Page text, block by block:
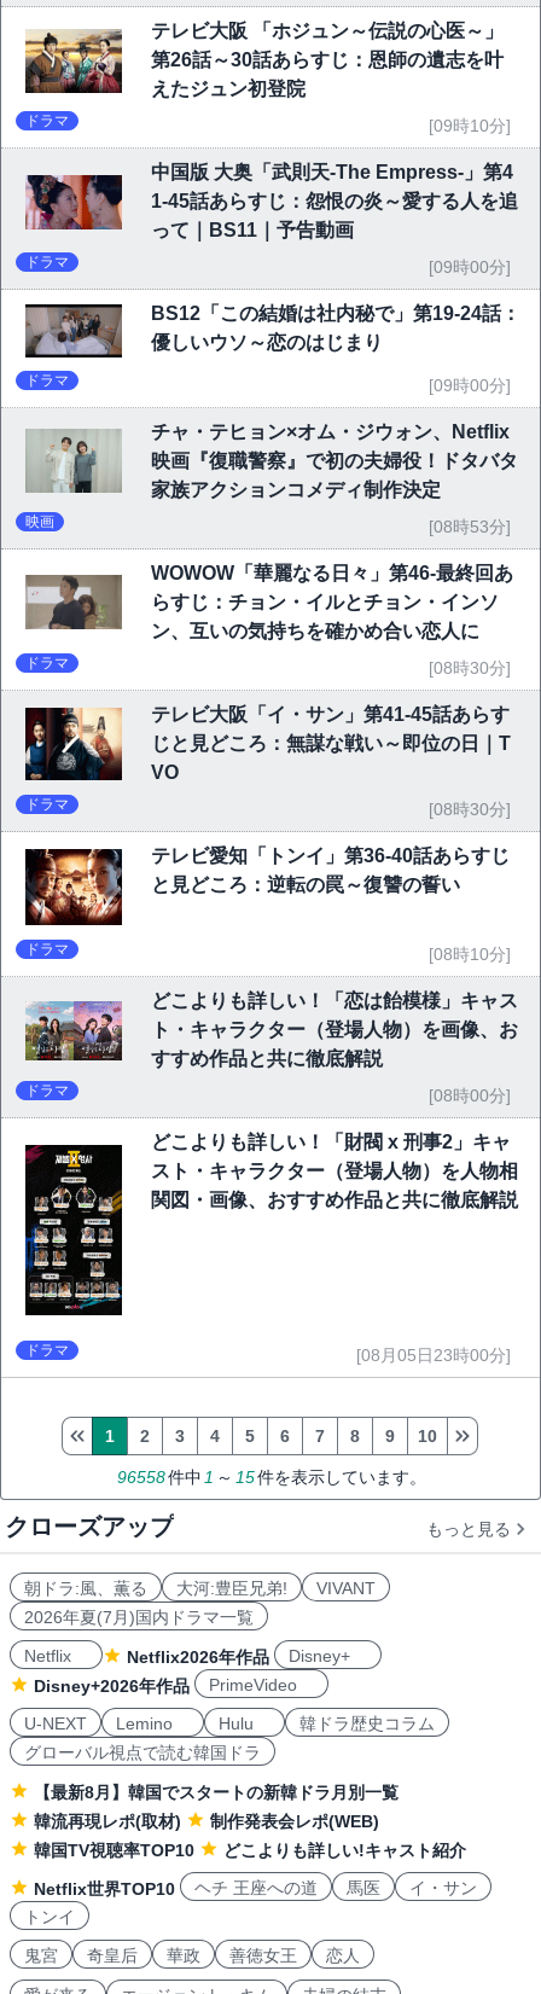
テレビ大阪 「ホジュン～伝説の心医～」
第26話～30話あらすじ：恩師の遺志を叶
えたジュン初登院
ドラマ [09時10分]
中国版 大奥「武則天-The Empress-」第4
1-45話あらすじ：怨恨の炎～愛する人を追
って｜BS11｜予告動画
ドラマ [09時00分]
BS12「この結婚は社内秘で」第19-24話：
優しいウソ～恋のはじまり
ドラマ [09時00分]
チャ・テヒョン×オム・ジウォン、Netflix
映画『復職警察』で初の夫婦役！ドタバタ
家族アクションコメディ制作決定
映画 [08時53分]
WOWOW「華麗なる日々」第46-最終回あ
らすじ：チョン・イルとチョン・インソ
ン、互いの気持ちを確かめ合い恋人に
ドラマ [08時30分]
テレビ大阪「イ・サン」第41-45話あらす
じと見どころ：無謀な戦い～即位の日｜T
VO
ドラマ [08時30分]
テレビ愛知「トンイ」第36-40話あらすじ
と見どころ：逆転の罠～復讐の誓い
ドラマ [08時10分]
どこよりも詳しい！「恋は飴模様」キャス
ト・キャラクター（登場人物）を画像、お
すすめ作品と共に徹底解説
ドラマ [08時00分]
どこよりも詳しい！「財閥 x 刑事2」キャ
スト・キャラクター（登場人物）を人物相
関図・画像、おすすめ作品と共に徹底解説
ドラマ [08月05日23時00分]
96558件中 1 ～ 15件を表示しています。
1 2 3 4 5 6 7 8 9 10
クローズアップ もっと見る
朝ドラ:風、薫る 大河:豊臣兄弟!
VIVANT
2026年夏(7月)国内ドラマ一覧
Netflix
Netflix2026年作品
Disney+
Disney+2026年作品
PrimeVideo
U-NEXT
Lemino Hulu
韓ドラ歴史コラム
グローバル視点で読む韓国ドラ
【最新8月】韓国でスタートの新韓ドラ月別一覧
韓流再現レポ(取材)
制作発表会レポ(WEB)
韓国TV視聴率TOP10
どこよりも詳しい!キャスト紹介
Netflix世界TOP10
ヘチ 王座への道 馬医
イ・サン
トンイ
鬼宮
奇皇后 華政 善徳女王 恋人